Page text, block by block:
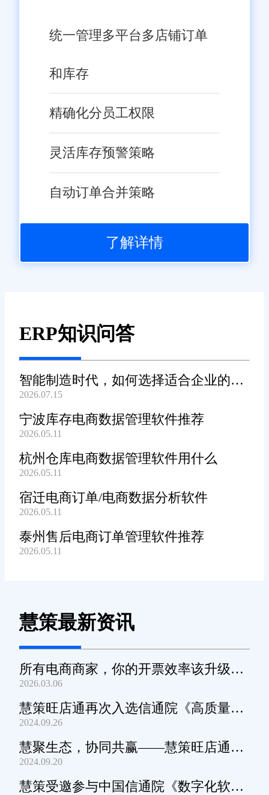
统一管理多平台多店铺订单
和库存
精确化分员工权限
灵活库存预警策略
自动订单合并策略
了解详情
ERP知识问答
智能制造时代，如何选择适合企业的
WMS系统?
2026.07.15
宁波库存电商数据管理软件推荐
2026.05.11
杭州仓库电商数据管理软件用什么
2026.05.11
宿迁电商订单/电商数据分析软件
2026.05.11
泰州售后电商订单管理软件推荐
2026.05.11
慧策最新资讯
所有电商商家，你的开票效率该升级
了！
2026.03.06
慧策旺店通再次入选信通院《高质量数
字化转型产品及服务全景图》
2024.09.26
慧聚生态，协同共赢——慧策旺店通生
态交流会深圳站圆满举办
2024.09.20
慧策受邀参与中国信通院《数字化软件